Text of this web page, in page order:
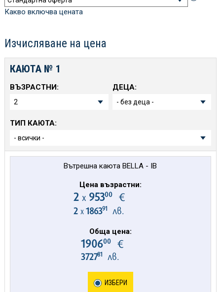
Какво включва цената
Изчисляване на цена
КАЮТА № 1
ВЪЗРАСТНИ: ДЕЦА:
ТИП КАЮТА:
Вътрешна каюта BELLA - IB
Цена възрастни:
2 х 95300€
2 х 186391 лв.
Обща цена:
190600€
372781 лв.
ИЗБЕРИ